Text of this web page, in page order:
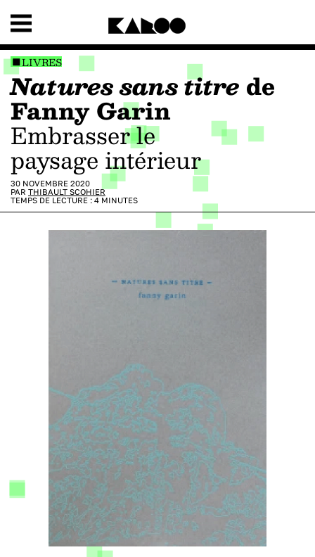
LIVRES
Natures sans titre de
Fanny Garin
Embrasser le
paysage intérieur
30 NOVEMBRE 2020
PAR THIBAULT SCOHIER
TEMPS DE LECTURE : 4 MINUTES